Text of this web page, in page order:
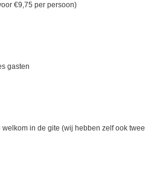
€9,75 per persoon)
gasten
in de gite (wij hebben zelf ook twee